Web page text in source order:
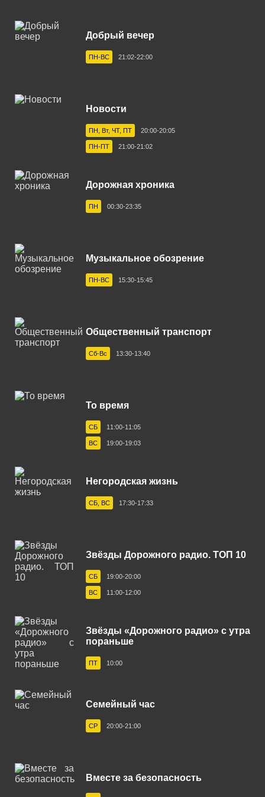
Великие Луки 87.6 FM
Владимир 101.8 FM
Волгоград 103.6 FM
Вологда 101.0 FM
Волхов 102.2 FM
Выборг 106.7 FM
Геленджик 102.9 FM
Горно-Алтайск 103.4 FM
Егорьевск 87.7 FM
Екатеринбург 94.2 FM
Зеленогорск 102.1 FM
Златоуст 91.0 FM
Иваново 103.0 FM
Ижевск 105.3 FM
Иркутск 91.1 FM
Казань 88.9 FM
Калининград 105.9 FM
Калуга 101.6 FM
Канск 103.7 FM
Кашира 89.3 FM
Кингисепп 104.2 FM
Кириши 103.0 FM
Ковров 106.5 FM
Добрый вечер
ПН-ВС 21:02-22:00
Новости
ПН, Вт, ЧТ, ПТ 20:00-20:05
ПН-ПТ 21:00-21:02
Дорожная хроника
ПН 00:30-23:35
Музыкальное обозрение
ПН-ВС 15:30-15:45
Общественный транспорт
Сб-Вс 13:30-13:40
То время
СБ 11:00-11:05
ВС 19:00-19:03
Негородская жизнь
СБ, ВС 17:30-17:33
Звёзды Дорожного радио. ТОП 10
СБ 19:00-20:00
ВС 11:00-12:00
Звёзды «Дорожного радио» с утра
пораньше
ПТ 10:00
Семейный час
СР 20:00-21:00
Вместе за безопасность